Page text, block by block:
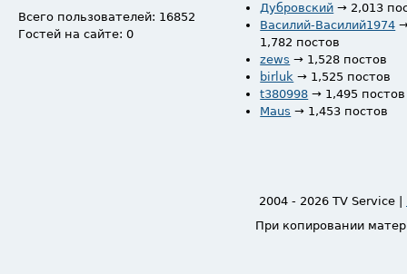
Всего пользователей: 16852
Гостей на сайте: 0
Дубровский → 2,013
Василий-Василий1974
1,782 постов
zews → 1,528 постов
birluk → 1,525 постов
t380998 → 1,495 постов
Maus → 1,453 постов
2004 - 2026 TV Service |
При копировании